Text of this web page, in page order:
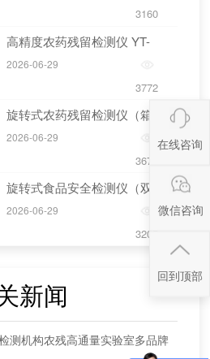
3160
高精度农药残留检测仪 YT-
NYG24
2026-06-29
3772
旋转式农药残留检测仪（箱式8
通道）
2026-06-29
3673
旋转式食品安全检测仪（双金
标）
2026-06-29
3205
新闻
测机构农残高通量实验室多品牌
在线咨询
微信咨询
回到顶部